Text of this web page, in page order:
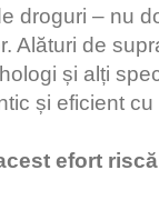
droguri – nu
Alături de
și alți
și eficient cu
efort